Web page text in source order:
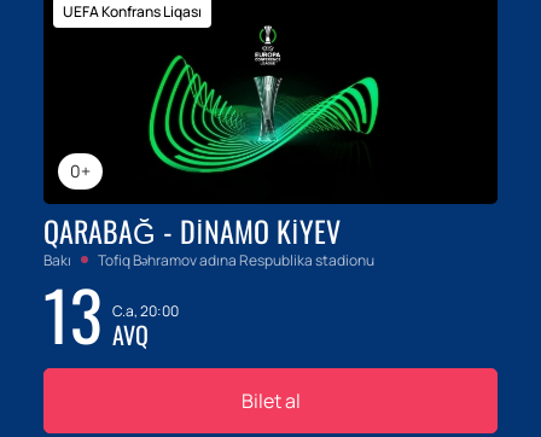
0+
UEFA Konfrans Liqası
QARABAĞ - DINAMO KIYEV
Bakı Tofiq Bəhramov adına Respublika stadionu
13 C.a, 20:00
AVQ
Bilet al